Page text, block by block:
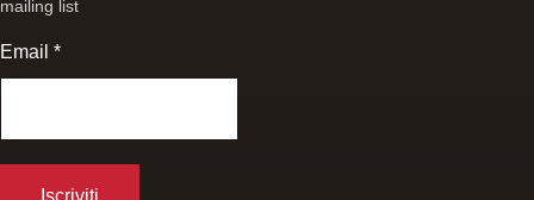
mailing list
Email*